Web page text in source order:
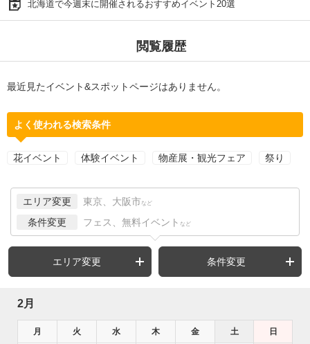
北海道で今週末に開催されるおすすめイベント20選
閲覧履歴
最近見たイベント&スポットページはありません。
よく使われる検索条件
花イベント 体験イベント 物産展・観光フェア 祭り
エリア変更 東京、大阪市 など
条件変更 フェス、無料イベント など
エリア変更 条件変更
2月
月 火 水 木 金 土 日